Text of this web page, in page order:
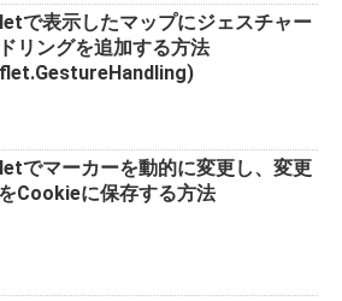
で表示したマップにジェスチャー
リングを追加する方法
でマーカーを動的に変更し、変更
Cookieに保存する方法